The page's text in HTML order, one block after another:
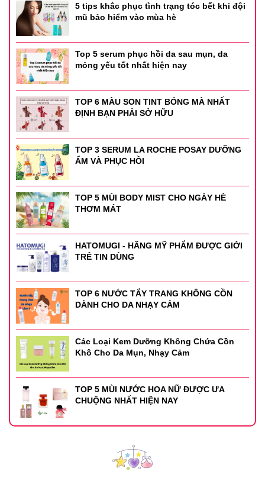
5 tips khắc phục tình trạng tóc bết khi đội
mũ bảo hiểm vào mùa hè
Top 5 serum phục hồi da sau mụn, da
mỏng yếu tốt nhất hiện nay
TOP 6 MÀU SON TINT BÓNG MÀ NHẤT
ĐỊNH BẠN PHẢI SỞ HỮU
TOP 3 SERUM LA ROCHE POSAY DƯỠNG
ẨM VÀ PHỤC HỒI
TOP 5 MÙI BODY MIST CHO NGÀY HÈ
THƠM MÁT
HATOMUGI - HÃNG MỸ PHẨM ĐƯỢC GIỚI
TRẺ TIN DÙNG
TOP 6 NƯỚC TẨY TRANG KHÔNG CỒN
DÀNH CHO DA NHẠY CẢM
Các Loại Kem Dưỡng Không Chứa Cồn
Khô Cho Da Mụn, Nhạy Cảm
TOP 5 MÙI NƯỚC HOA NỮ ĐƯỢC ƯA
CHUỘNG NHẤT HIỆN NAY